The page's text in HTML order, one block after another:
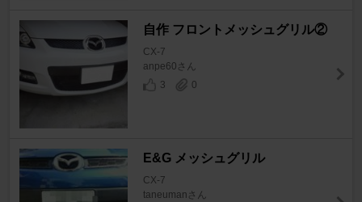
自作 フロントメッシュグリル②
CX-7
anpe60さん
3
0
E&G メッシュグリル
CX-7
taneumanさん